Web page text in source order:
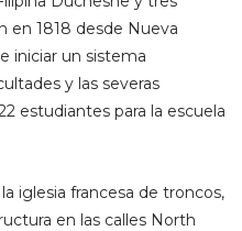
en 1818 desde Nueva
iniciar un sistema
y las severas
estudiantes para la escuela
iglesia francesa de troncos,
en las calles North